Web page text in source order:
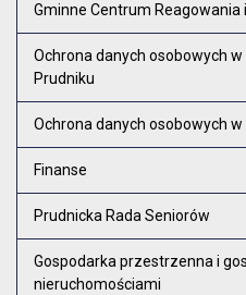
Gminne Centrum
Ochrona danych osobowych
Prudniku
Ochrona danych osobowych
Finanse
Prudnicka Rada Seniorów
Gospodarka przestrzenna i
nieruchomościami